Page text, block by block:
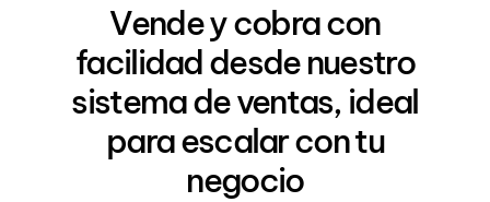
Vende y cobra con
facilidad desde nuestro
sistema de ventas, ideal
para escalar con tu
negocio